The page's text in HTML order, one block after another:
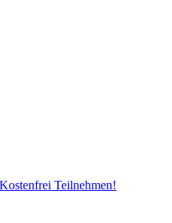
Kostenfrei Teilnehmen!